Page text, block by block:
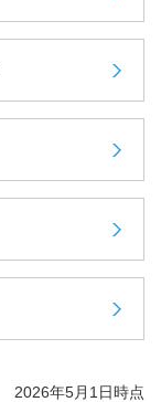
2026年5月1日時点